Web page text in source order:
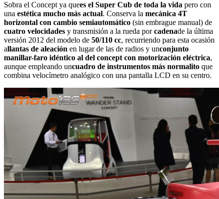
Sobra el Concept ya quees el Super Cub de toda la vida pero con
una estética mucho más actual. Conserva la mecánica 4T
horizontal con cambio semiautomático (sin embrague manual) de
cuatro velocidades y transmisión a la rueda porcadenade la última
versión 2012 del modelo de 50/110 cc, recurriendo para esta ocasión
allantas de aleación en lugar de las de radios y unconjunto
manillar-faro idéntico al del concept con motorización eléctrica,
aunque empleando uncuadro de instrumentos más normalito que
combina velocímetro analógico con una pantalla LCD en su centro.